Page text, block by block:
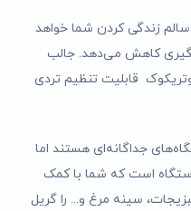
زندگی کردن شما خواهد
گیری کاهش می‌دهد. جالب
قابلیت تنظیم تردی
جداگانه‌ای هستند اما
است که شما با کمک
سینه مرغ و... را گریل